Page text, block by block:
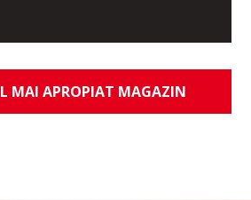
MAI APROPIAT MAGAZIN